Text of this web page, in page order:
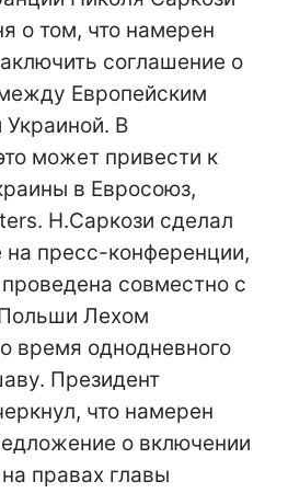
о том, что намерен
соглашение о
Европейским
В
может привести к
в Евросоюз,
Н.Саркози сделал
на пресс-конференции,
совместно с
Лехом
время однодневного
Президент
что намерен
о включении
правах главы